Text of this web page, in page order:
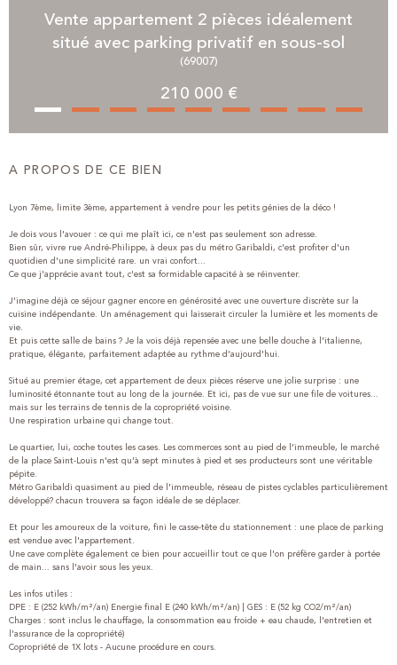
Vente appartement 2 pièces idéalement
situé avec parking privatif en sous-sol
(69007)
210 000 €
A PROPOS DE CE BIEN
Lyon 7ème, limite 3ème, appartement à vendre pour les petits génies de la déco !
Je dois vous l'avouer : ce qui me plaît ici, ce n'est pas seulement son adresse.
Bien sûr, vivre rue André-Philippe, à deux pas du métro Garibaldi, c'est profiter d'un
quotidien d'une simplicité rare. un vrai confort...
Ce que j'apprécie avant tout, c'est sa formidable capacité à se réinventer.
J'imagine déjà ce séjour gagner encore en générosité avec une ouverture discrète sur la
cuisine indépendante. Un aménagement qui laisserait circuler la lumière et les moments de
vie.
Et puis cette salle de bains ? Je la vois déjà repensée avec une belle douche à l'italienne,
pratique, élégante, parfaitement adaptée au rythme d'aujourd'hui.
Situé au premier étage, cet appartement de deux pièces réserve une jolie surprise : une
luminosité étonnante tout au long de la journée. Et ici, pas de vue sur une file de voitures...
mais sur les terrains de tennis de la copropriété voisine.
Une respiration urbaine qui change tout.
Le quartier, lui, coche toutes les cases. Les commerces sont au pied de l'immeuble, le marché
de la place Saint-Louis n'est qu'à sept minutes à pied et ses producteurs sont une véritable
pépite.
Métro Garibaldi quasiment au pied de l'immeuble, réseau de pistes cyclables particulièrement
développé? chacun trouvera sa façon idéale de se déplacer.
Et pour les amoureux de la voiture, fini le casse-tête du stationnement : une place de parking
est vendue avec l'appartement.
Une cave complète également ce bien pour accueillir tout ce que l'on préfère garder à portée
de main... sans l'avoir sous les yeux.
Les infos utiles :
DPE : E (252 kWh/m²/an) Energie final E (240 kWh/m²/an) | GES : E (52 kg CO2/m²/an)
Charges : sont inclus le chauffage, la consommation eau froide + eau chaude, l'entretien et
l'assurance de la copropriété)
Copropriété de 1X lots - Aucune procédure en cours.